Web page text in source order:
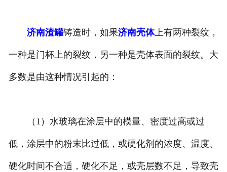
济南渣罐铸造时，如果济南壳体上有两种裂纹，
一种是门杯上的裂纹，另一种是壳体表面的裂纹。大
多数是由这种情况引起的：
（1）水玻璃在涂层中的模量、密度过高或过
低，涂层中的粉末比过低，或硬化剂的浓度、温度、
硬化时间不合适，硬化不足，或壳层数不足，导致壳